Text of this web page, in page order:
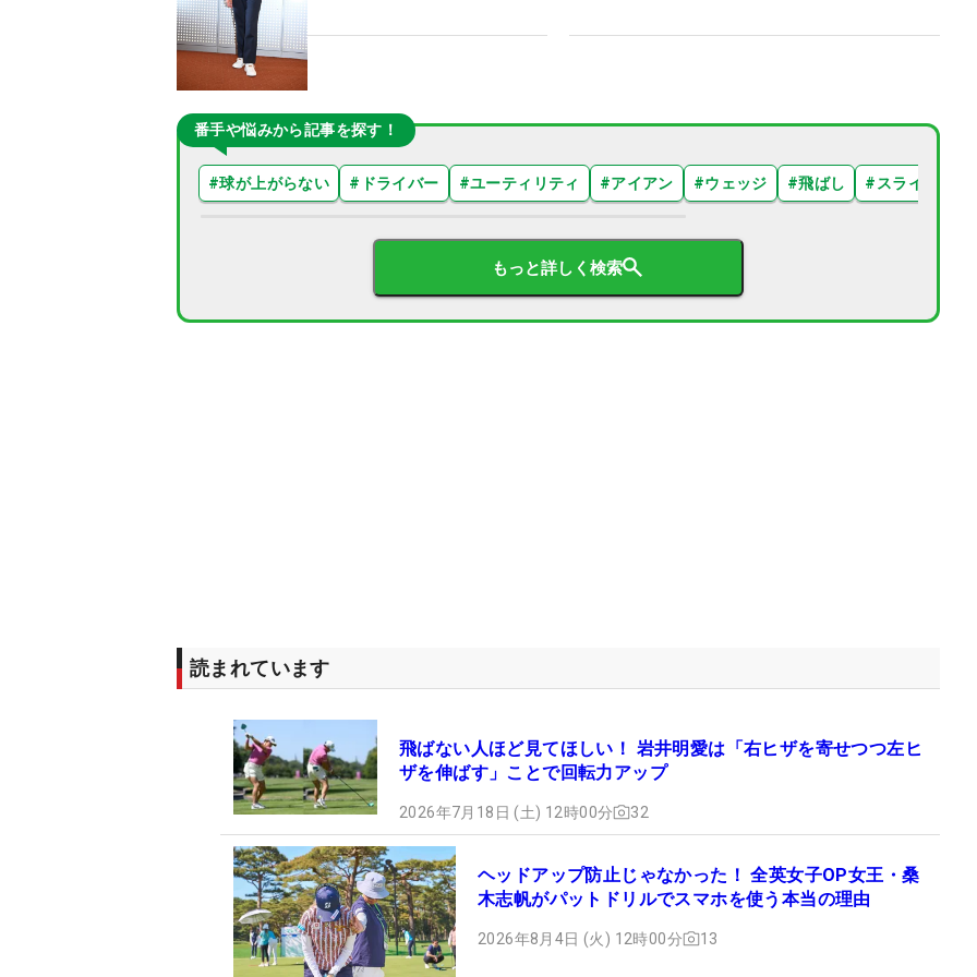
番手や悩みから記事を探す！
#球が上がらない # ドライバー #ユーティリティ #アイアン #ウェッジ #飛ばし # スライス
もっと詳しく検索
読まれています
飛ばない人ほど見てほしい！ 岩井明愛は「右ヒザを寄せつつ左ヒ
ザを伸ばす」ことで回転力アップ
2026年7月18日 (土) 12時00分 32
ヘッドアップ防止じゃなかった！ 全英女子OP女王・桑
木志帆がパットドリルでスマホを使う本当の理由
2026年8月4日 (火) 12時00分 13